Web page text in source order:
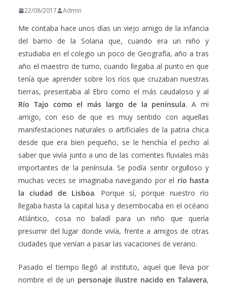
22/08/2017 Admin
Me contaba hace unos días un viejo amigo de la infancia
del barrio de la Solana que, cuando era un niño y
estudiaba en el colegio un poco de Geografía, año a tras
año el maestro de turno, cuando llegaba al punto en que
tenía que aprender sobre los ríos que cruzaban nuestras
tierras, presentaba al Ebro como el más caudaloso y al
Río Tajo como el más largo de la península. A mi
amigo, con eso de que es muy sentido con aquellas
manifestaciones naturales o artificiales de la patria chica
desde que era bien pequeño, se le henchía el pecho al
saber que vivía junto a uno de las corrientes fluviales más
importantes de la península. Se podía sentir orgulloso y
muchas veces se imaginaba navegando por el río hasta
la ciudad de Lisboa. Porque sí, porque nuestro río
llegaba hasta la capital lusa y desembocaba en el océano
Atlántico, cosa no baladí para un niño que quería
presumir del lugar donde vivía, frente a amigos de otras
ciudades que venían a pasar las vacaciones de verano.
Pasado el tiempo llegó al instituto, aquel que lleva por
nombre el de un personaje ilustre nacido en Talavera,